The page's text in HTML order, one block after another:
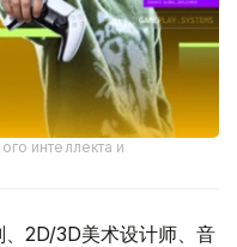
интеллекта и
2D/3D美术设计师、音